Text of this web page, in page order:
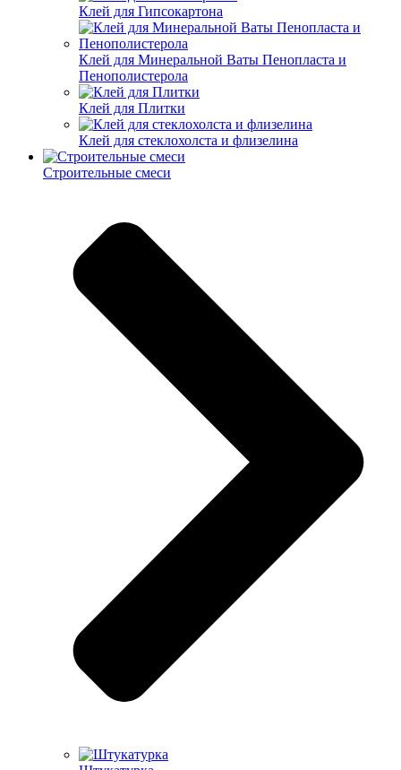
Клей для Гипсокартона
Клей для Минеральной Ваты Пенопласта и
Пенополистерола
Клей для Плитки
Клей для стеклохолста и флизелина
Строительные смеси